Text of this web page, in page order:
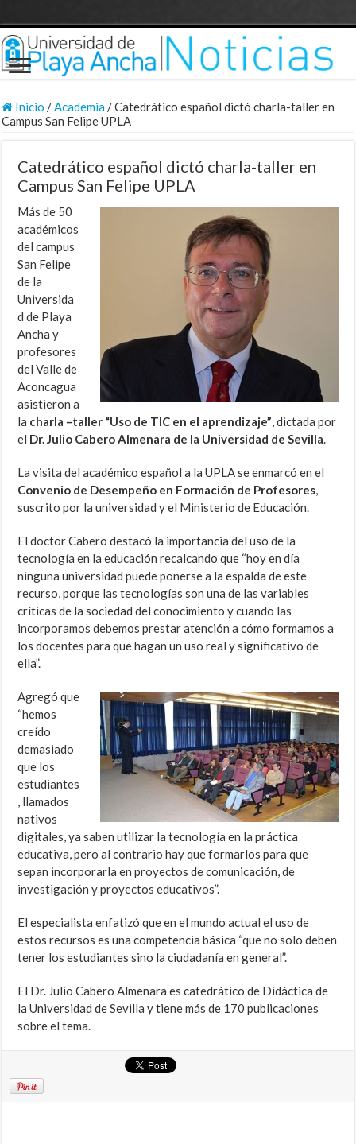
Inicio /Academia/Catedrático español dictó charla-taller en
Campus San Felipe UPLA
Catedrático español dictó charla-taller en
Campus San Felipe UPLA
Más de 50
académicos
del campus
San Felipe
de la
Universida
d de Playa
Ancha y
profesores
del Valle de
Aconcagua
asistieron a
la charla –taller “Uso de TIC en el aprendizaje”, dictada por
el Dr. Julio Cabero Almenara de la Universidad de Sevilla.
La visita del académico español a la UPLA se enmarcó en el
Convenio de Desempeño en Formación de Profesores,
suscrito por la universidad y el Ministerio de Educación.
El doctor Cabero destacó la importancia del uso de la
tecnología en la educación recalcando que “hoy en día
ninguna universidad puede ponerse a la espalda de este
recurso, porque las tecnologías son una de las variables
críticas de la sociedad del conocimiento y cuando las
incorporamos debemos prestar atención a cómo formamos a
los docentes para que hagan un uso real y significativo de
ella”.
Agregó que
“hemos
creído
demasiado
que los
estudiantes
, llamados
nativos
digitales, ya saben utilizar la tecnología en la práctica
educativa, pero al contrario hay que formarlos para que
sepan incorporarla en proyectos de comunicación, de
investigación y proyectos educativos”.
El especialista enfatizó que en el mundo actual el uso de
estos recursos es una competencia básica “que no solo deben
tener los estudiantes sino la ciudadanía en general”.
El Dr. Julio Cabero Almenara es catedrático de Didáctica de
la Universidad de Sevilla y tiene más de 170 publicaciones
sobre el tema.